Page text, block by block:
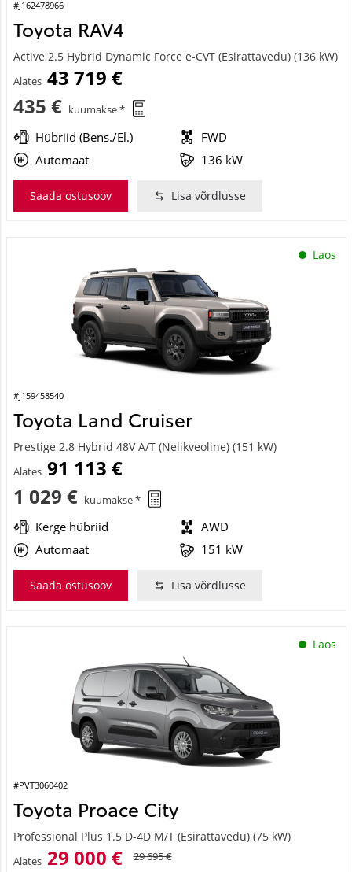
#J162478966
Toyota RAV4
Active 2.5 Hybrid Dynamic Force e-CVT (Esirattavedu) (136 kW)
Alates 43 719 €
435 € kuumakse *
Hübriid (Bens./El.)
FWD
Automaat
136 kW
Saada ostusoov Lisa võrdlusse
Laos
#J159458540
Toyota Land Cruiser
Prestige 2.8 Hybrid 48V A/T (Nelikveoline) (151 kW)
Alates 91 113 €
1 029 € kuumakse *
Kerge hübriid
AWD
Automaat
151 kW
Saada ostusoov Lisa võrdlusse
Laos
#PVT3060402
Toyota Proace City
Professional Plus 1.5 D-4D M/T (Esirattavedu) (75 kW)
Alates 29 000 € 29 695 €